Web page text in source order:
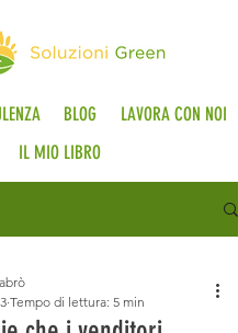
BLOG
LAVORA CON NOI
IL MIO LIBRO
Tempo di lettura: 5 min